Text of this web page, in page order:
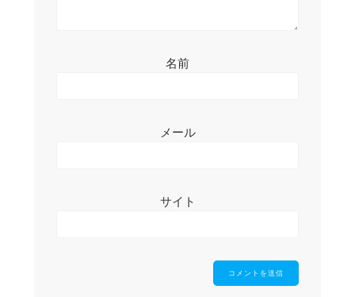
名前
メール
サイト